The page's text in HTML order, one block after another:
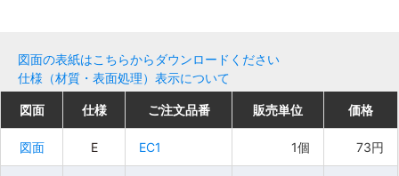
図面の表紙はこちらからダウンロードください
仕様（材質・表面処理）表示について
図面 仕様 ご注文品番 販売単位 価格
図面 EC1 73円
図面 仕様 ご注文品番 販売単位 価格
図面 E EC1 1個 73円
図面 仕様 ご注文品番 販売単位 価格
図面 EC1 73円
図面 仕様 ご注文品番 販売単位 価格
図面 E EC1 1個 73円